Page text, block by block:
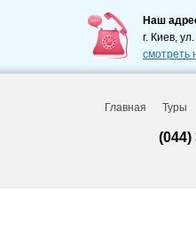
Наш
г. Киев,
смотреть
Главная Туры
(044)